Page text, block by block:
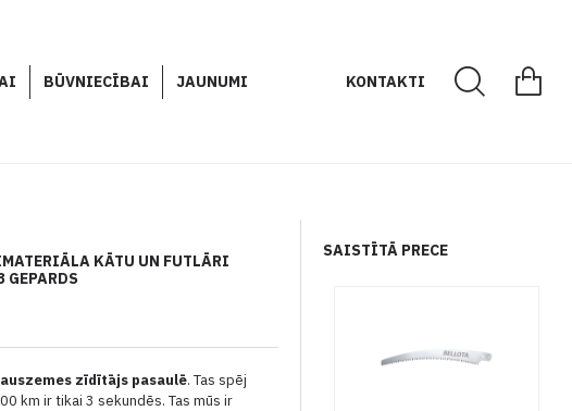
BŪVNIECĪBAI JAUNUMI KONTAKTI
KĀTU UN FUTLĀRI
GEPARDS
zīdītājs pasaulē. Tas spēj
km ir tikai 3 sekundēs. Tas mūs ir
SAISTĪTĀ PRECE